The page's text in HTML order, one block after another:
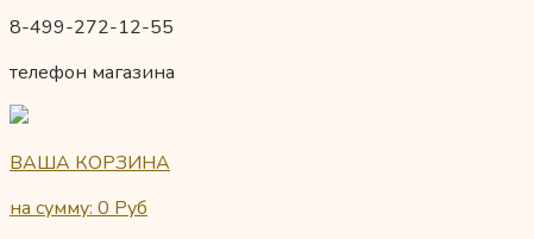
8-499-272-12-55
телефон магазина
ВАША КОРЗИНА
на сумму: 0 Руб